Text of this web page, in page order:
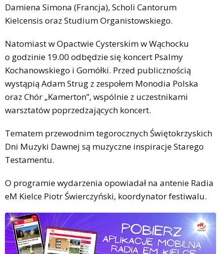
Damiena Simona (Francja), Scholi Cantorum
Kielcensis oraz Studium Organistowskiego.
Natomiast w Opactwie Cysterskim w Wąchocku
o godzinie 19.00 odbędzie się koncert Psalmy
Kochanowskiego i Gomółki. Przed publicznością
wystąpią Adam Strug z zespołem Monodia Polska
oraz Chór „Kamerton”, wspólnie z uczestnikami
warsztatów poprzedzających koncert.
Tematem przewodnim tegorocznych Świętokrzyskich
Dni Muzyki Dawnej są muzyczne inspiracje Starego
Testamentu.
O programie wydarzenia opowiadał na antenie Radia
eM Kielce Piotr Świerczyński, koordynator festiwalu.